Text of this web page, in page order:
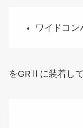
ワイドコン
をGRⅡに装着して